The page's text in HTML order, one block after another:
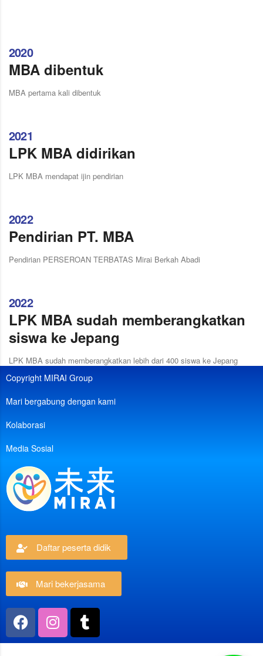
2020
MBA dibentuk
MBA pertama kali dibentuk
2021
LPK MBA didirikan
LPK MBA mendapat ijin pendirian
2022
Pendirian PT. MBA
Pendirian PERSEROAN TERBATAS Mirai Berkah Abadi
2022
LPK MBA sudah memberangkatkan
siswa ke Jepang
LPK MBA sudah memberangkatkan lebih dari 400 siswa ke Jepang
Copyright MIRAI Group
Mari bergabung dengan kami
Kolaborasi
Media Sosial
Daftar peserta didik
Mari bekerjasama